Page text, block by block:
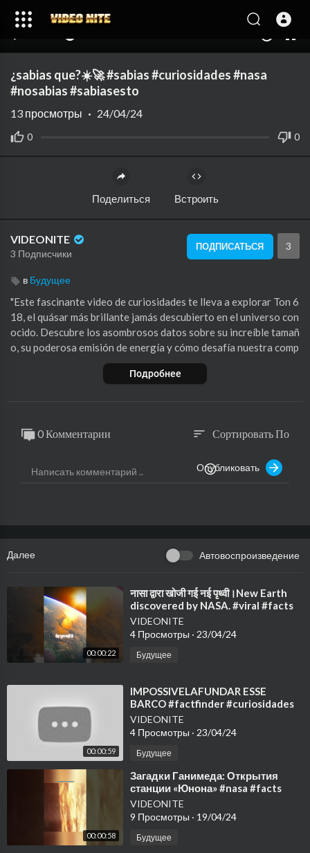
¿sabias que?☀️🚀 #sabias #curiosidades #nasa
#nosabias #sabiasesto
0 0
13 просмотры · 24/04/24
Поделиться Встроить
VIDEONITE
3 Подписчики
ПОДПИСАТЬСЯ 3
в Будущее
"Este fascinante video de curiosidades te lleva a explorar Ton 6
18, el quásar más brillante jamás descubierto en el universo con
ocido. Descubre los asombrosos datos sobre su increíble tamañ
o, su poderosa emisión de energía y cómo desafía nuestra comp
rensión del cosmos. Desde su descubrimiento hasta su impacto
en la astronomía, este video te sumerge en los misterios de uno
Подробнее
0 Комментарии sort Сортировать По
Опубликовать
Далее Автовоспроизведение
00:00:22
⁣नासा द्वारा खोजी गई नई पृथ्वी।New Earth
discovered by NASA. #viral #facts
#gkinfacts #amazingfacts
VIDEONITE
4 Просмотры · 23/04/24
Будущее
00:00:59
⁣IMPOSSIVELAFUNDAR ESSE
BARCO #factfinder #curiosidades
#barco
VIDEONITE
4 Просмотры · 23/04/24
Будущее
00:00:58
⁣Загадки Ганимеда: Открытия
станции «Юнона» #nasa #facts
#space
VIDEONITE
9 Просмотры · 19/04/24
Будущее